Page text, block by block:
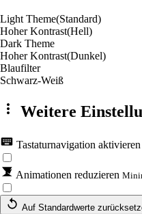
Light Theme(Standard)
Hoher Kontrast(Hell)
Dark Theme
Hoher Kontrast(Dunkel)
Blaufilter
Schwarz-Weiß
Weitere
Tastaturnavigation aktivieren
Animationen reduzieren
Auf Standardwerte